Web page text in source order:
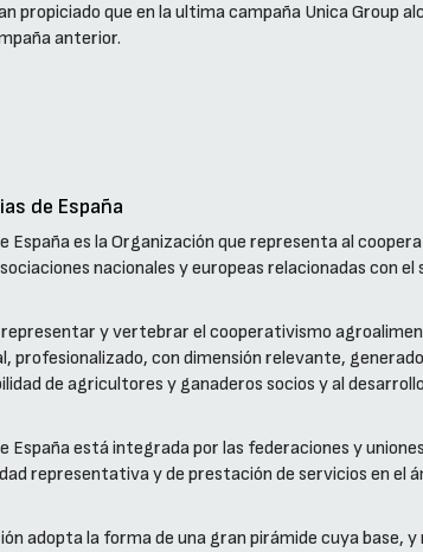
propiciado que en la ultima campaña Unica Group
anterior.
de España
es la Organización que representa al
nacionales y europeas relacionadas con
y vertebrar el cooperativismo
profesionalizado, con dimensión relevante,
de agricultores y ganaderos socios y al
está integrada por las federaciones y
representativa y de prestación de servicios en el
adopta la forma de una gran pirámide cuya base, y